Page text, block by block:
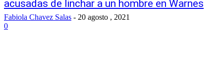
acusadas de linchar a un hombre en Warnes
Fabiola Chavez Salas - 20 agosto , 2021
0